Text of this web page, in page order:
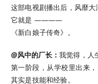
这部电视剧播出后，风靡大
它就是 ————
《新白娘子传奇》。
@风中的厂长： 我觉得，人
第一阶段，从学校里出来
其实是技能和经验。